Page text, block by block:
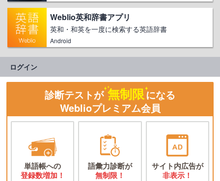
Weblio英和辞書アプリ
英和・和英を一度に検索する英語辞書
Android
ログイン
診断テストが 無制限になる
Weblioプレミアム会員
単語帳への
登録数増加！
語彙力診断が
無制限！
サイト内広告が
非表示！